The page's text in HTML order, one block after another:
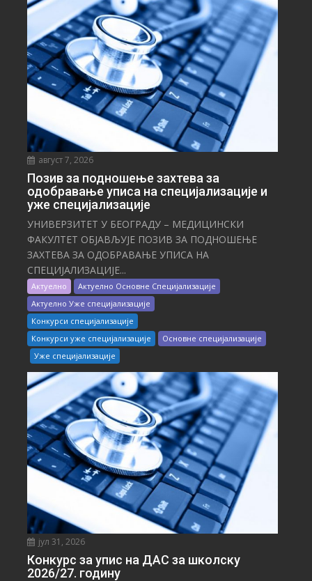
август 7, 2026
Позив за подношење захтева за
одобравање уписа на специјализације и
уже специјализације
УНИВЕРЗИТЕТ У БЕОГРАДУ – МЕДИЦИНСКИ
ФАКУЛТЕТ ОБЈАВЉУЈЕ ПОЗИВ ЗА ПОДНОШЕЊЕ
ЗАХТЕВА ЗА ОДОБРАВАЊЕ УПИСА НА
СПЕЦИЈАЛИЗАЦИЈЕ...
Актуелно
Актуелно Основне Специјализације
Актуелно Уже специјализације
Конкурси специјализације
Конкурси уже специјализације
Основне специјализације
Уже специјализације
јул 31, 2026
Конкурс за упис на ДАС за школску
2026/27. годину